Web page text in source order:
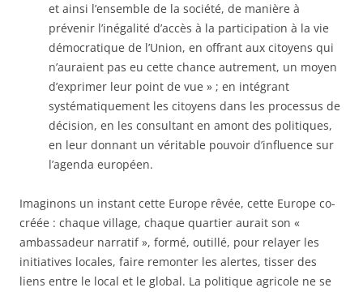
et ainsi l’ensemble de la société, de manière à
prévenir l’inégalité d’accès à la participation à la vie
démocratique de l’Union, en offrant aux citoyens qui
n’auraient pas eu cette chance autrement, un moyen
d’exprimer leur point de vue » ; en intégrant
systématiquement les citoyens dans les processus de
décision, en les consultant en amont des politiques,
en leur donnant un véritable pouvoir d’influence sur
l’agenda européen.
Imaginons un instant cette Europe rêvée, cette Europe co-
créée : chaque village, chaque quartier aurait son «
ambassadeur narratif », formé, outillé, pour relayer les
initiatives locales, faire remonter les alertes, tisser des
liens entre le local et le global. La politique agricole ne se